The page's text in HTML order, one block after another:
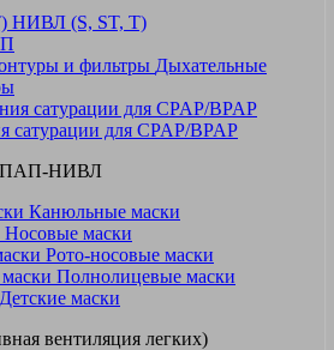
НИВЛ (S, ST, T)
Дыхательные
сатурации для CPAP/BPAP
НИВЛ
Канюльные маски
Носовые маски
Рото-носовые маски
Полнолицевые маски
Детские маски
вентиляция легких)